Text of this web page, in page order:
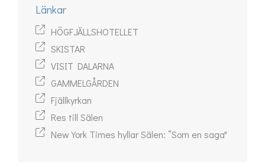
Länkar
HÖGFJÄLLSHOTELLET
SKISTAR
VISIT DALARNA
GAMMELGÅRDEN
Fjällkyrkan
Res till Sälen
New York Times hyllar Sälen: ”Som en saga"